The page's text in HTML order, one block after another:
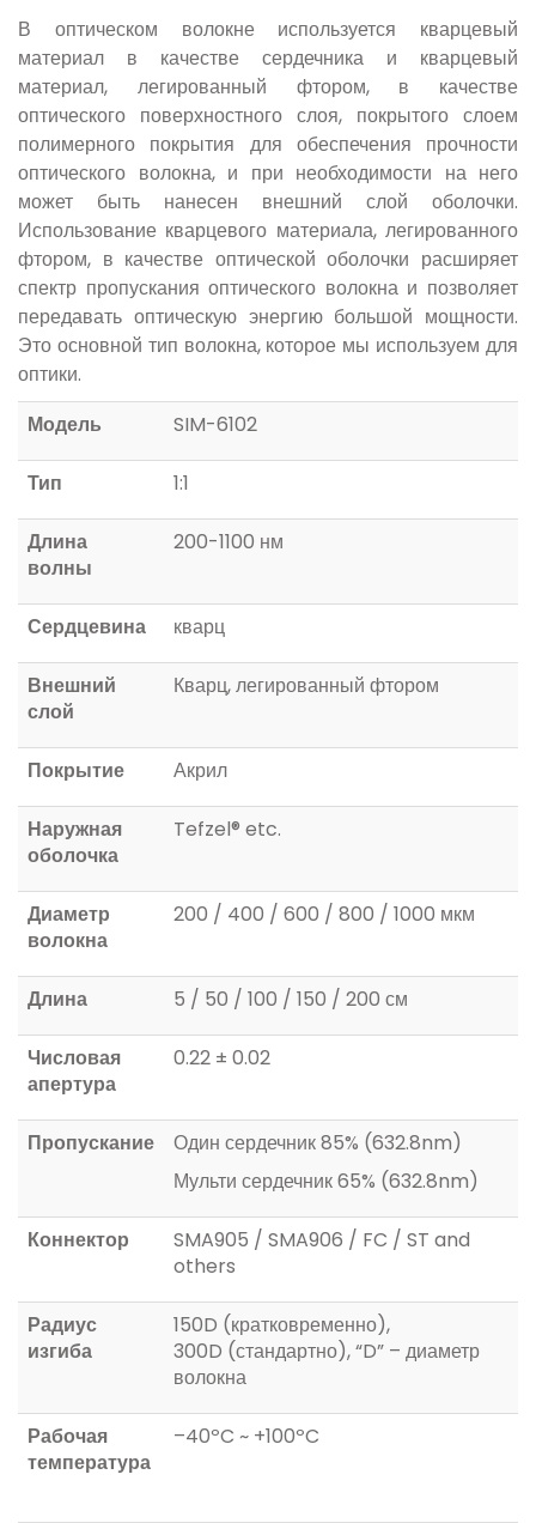
В оптическом волокне используется кварцевый
материал в качестве сердечника и кварцевый
материал, легированный фтором, в качестве
оптического поверхностного слоя, покрытого слоем
полимерного покрытия для обеспечения прочности
оптического волокна, и при необходимости на него
может быть нанесен внешний слой оболочки.
Использование кварцевого материала, легированного
фтором, в качестве оптической оболочки расширяет
спектр пропускания оптического волокна и позволяет
передавать оптическую энергию большой мощности.
Это основной тип волокна, которое мы используем для
оптики.
Модель
SIM-6102
Тип 1:1
Длина
волны
200-1100 нм
Сердцевина кварц
Внешний
слой
Кварц, легированный фтором
Покрытие Акрил
Наружная
оболочка
Tefzel® etc.
Диаметр
волокна
200 / 400 / 600 / 800 / 1000 мкм
Длина 5 / 50 / 100 / 150 / 200 см
Числовая
апертура
0.22 ± 0.02
Пропускание
Один сердечник 85% (632.8nm)
Мульти сердечник 65% (632.8nm)
Коннектор
SMA905 / SMA906 / FC / ST and
others
Радиус
изгиба
150D (кратковременно),
300D (стандартно), “D” – диаметр
волокна
Рабочая
температура
–40ºC ~ +100ºC